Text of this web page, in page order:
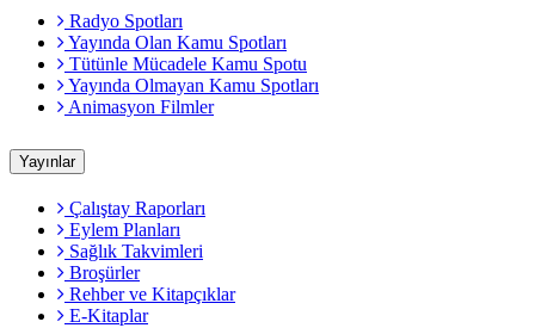
Radyo Spotları
Yayında Olan Kamu Spotları
Tütünle Mücadele Kamu Spotu
Yayında Olmayan Kamu Spotları
Animasyon Filmler
Yayınlar
Çalıştay Raporları
Eylem Planları
Sağlık Takvimleri
Broşürler
Rehber ve Kitapçıklar
E-Kitaplar